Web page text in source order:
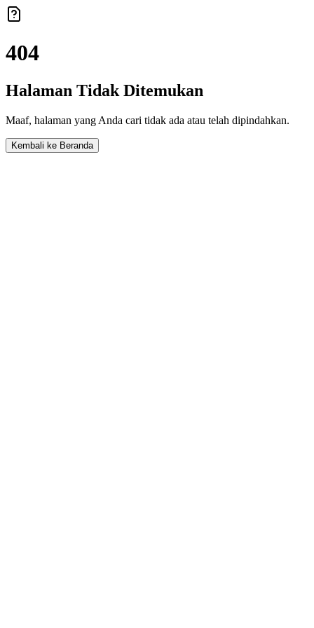
404
Halaman Tidak Ditemukan
Maaf, halaman yang Anda cari tidak ada atau telah dipindahkan.
Kembali ke Beranda